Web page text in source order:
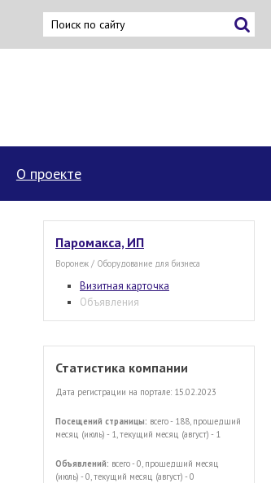
О проекте
Паромакса, ИП
Воронеж / Оборудование для бизнеса
Визитная карточка
Объявления
Статистика компании
Дата регистрации на портале: 15.02.2023
Посещений страницы: всего - 188, прошедший
месяц (июль) - 1, текущий месяц (август) - 1
Объявлений: всего - 0, прошедший месяц
(июль) - 0, текущий месяц (август) - 0